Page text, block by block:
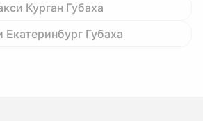
Курган Губаха
Екатеринбург Губаха